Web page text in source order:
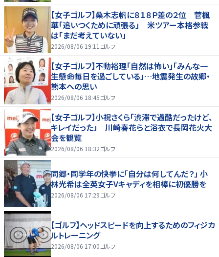
【女子ゴルフ】桑木志帆に８１８Ｐ差の２位 菅楓
華「追いつくために頑張る」 米ツアー本格参戦
は「まだ考えていない」
2026/08/06 19:11 ゴルフ
【女子ゴルフ】不動裕理「自然は怖い」「みんな一
生懸命毎日を過ごしている」…地震発生の故郷・
熊本への思い
2026/08/06 18:45ゴルフ
【女子ゴルフ】小祝さくら「渋滞で過酷だったけど、
キレイだった」 川崎春花らと浴衣で長岡花火大
会を観覧
2026/08/06 18:32ゴルフ
同郷・同学年の快挙に「自分は何してんだ？」 小
林光希は全英女子Vキャディを相棒に初優勝を
2026/08/06 17:29ゴルフ
【ゴルフ】ヘッドスピードを向上するためのフィジカ
ルトレーニング
2026/08/06 17:00ゴルフ